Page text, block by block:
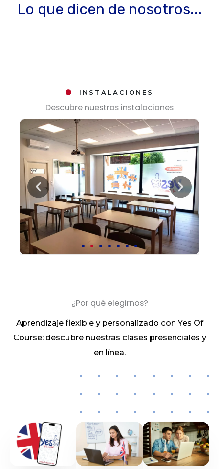
Lo que dicen de nosotros...
INSTALACIONES
Descubre nuestras instalaciones
¿Por qué elegirnos?
Aprendizaje flexible y personalizado con Yes Of
Course: descubre nuestras clases presenciales y
en línea.